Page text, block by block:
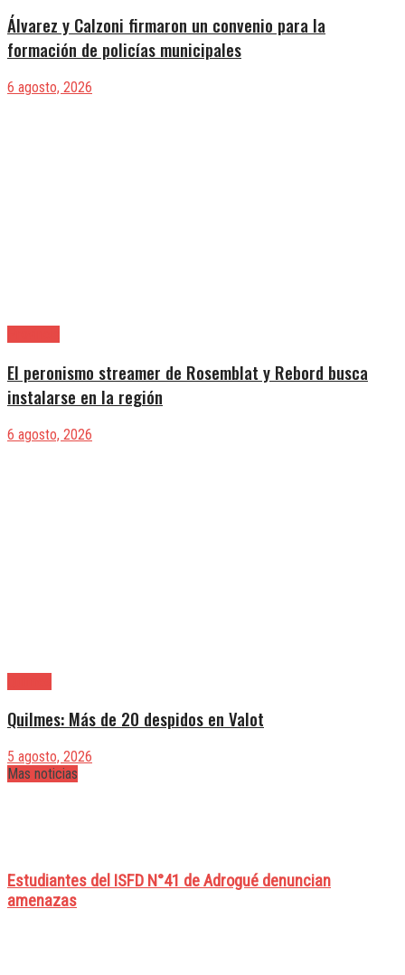
Álvarez y Calzoni firmaron un convenio para la
formación de policías municipales
6 agosto, 2026
El peronismo streamer de Rosemblat y Rebord busca
instalarse en la región
6 agosto, 2026
Quilmes: Más de 20 despidos en Valot
5 agosto, 2026
Mas noticias
Estudiantes del ISFD N°41 de Adrogué denuncian
amenazas